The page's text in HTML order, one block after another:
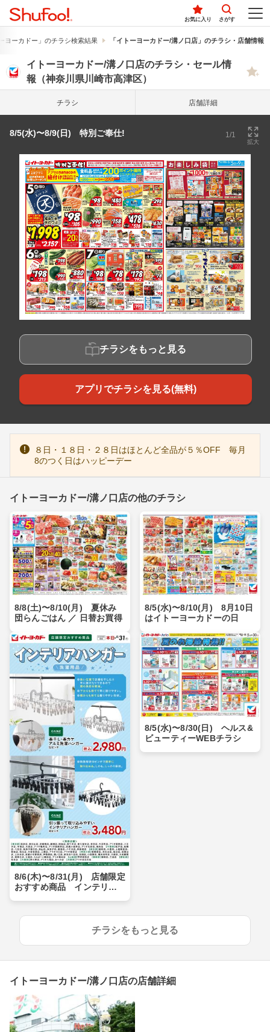
お気に入り さがす
ヨーカドー」のチラシ検索結果 「イトーヨーカドー/溝ノ口店」のチラシ・店舗情報
イトーヨーカドー/溝ノ口店のチラシ・セール情
報（神奈川県川崎市高津区）
チラシ 店舗詳細
8/5(水)〜8/9(日) 特別ご奉仕! 1/1
拡大
チラシをもっと見る
アプリでチラシを見る(無料)
８日・１８日・２８日はほとんど全品が５％OFF 毎月
8のつく日はハッピーデー
イトーヨーカドー/溝ノ口店の他のチラシ
8/8(土)〜8/10(月) 夏休み
団らんごはん ／ 日替お買得
8/5(水)〜8/10(月) 8月10日
はイトーヨーカドーの日
8/6(木)〜8/31(月) 店舗限定
おすすめ商品 インテリア
8/5(水)〜8/30(日) ヘルス&
ビューティーWEBチラシ
チラシをもっと見る
イトーヨーカドー/溝ノ口店の店舗詳細